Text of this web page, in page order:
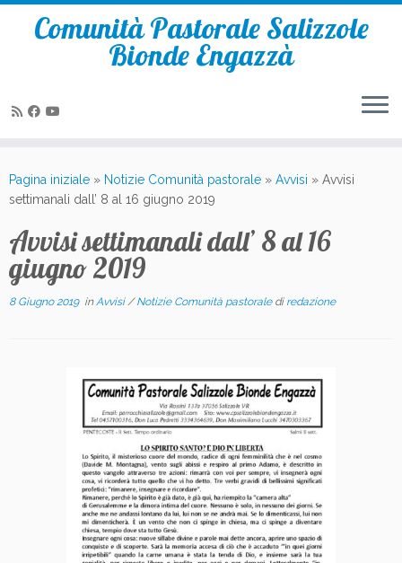
contenuto
Comunità Pastorale Salizzole
Bionde Engazzà
Pagina iniziale » Notizie Comunità pastorale » Avvisi » Avvisi
settimanali dall’ 8 al 16 giugno 2019
Avvisi settimanali dall’ 8 al 16
giugno 2019
8 Giugno 2019inAvvisi/Notizie Comunità pastorale di redazione